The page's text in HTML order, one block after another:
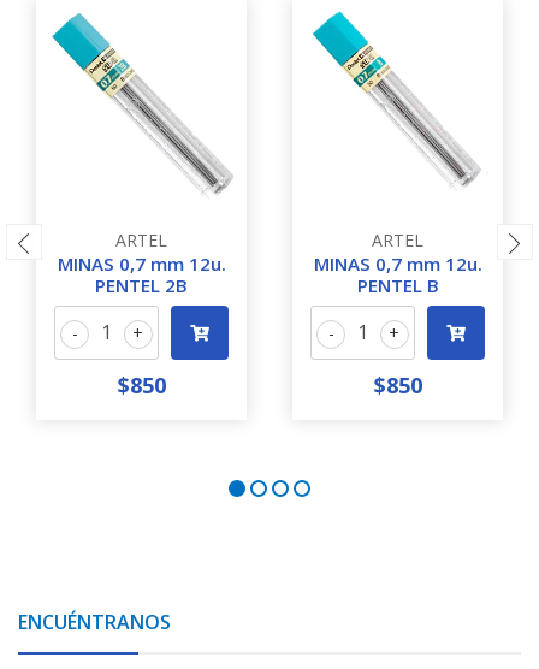
ARTEL
MINAS 0,7 mm 12u.
PENTEL 2B
+
-
$850
ARTEL
MINAS 0,7 mm 12u.
PENTEL B
+
-
$850
ENCUÉNTRANOS